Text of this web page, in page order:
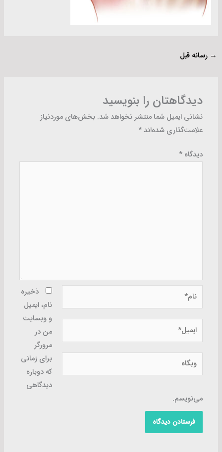
→ رسانه قبل
دیدگاهتان را بنویسید
نشانی ایمیل شما منتشر نخواهد شد. بخش‌های موردنیاز
علامت‌گذاری شده‌اند*
دیدگاه*
نام*
ایمیل*
وبگاه
ذخیره
نام، ایمیل
و وبسایت
من در
مرورگر
برای زمانی
که دوباره
دیدگاهی
می‌نویسم.